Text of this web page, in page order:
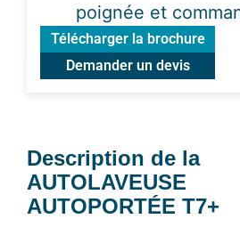
poignée et
Télécharger la brochure
Demander un devis
Description de la
AUTOLAVEUSE
AUTOPORTÉE T7+